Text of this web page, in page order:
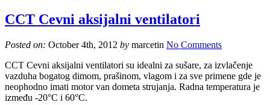
CCT Cevni aksijalni ventilatori
Posted on: October 4th, 2012 by marcetin No Comments
CCT Cevni aksijalni ventilatori su idealni za sušare, za izvlačenje
vazduha bogatog dimom, prašinom, vlagom i za sve primene gde je
neophodno imati motor van dometa strujanja. Radna temperatura je
između -20°C i 60°C.